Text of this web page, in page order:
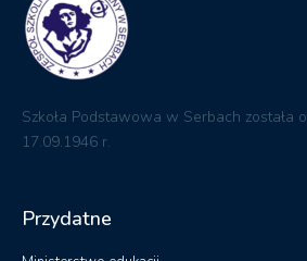
Szkoła Podstawowa w Serbach została
17.09.1946 r.
Przydatne